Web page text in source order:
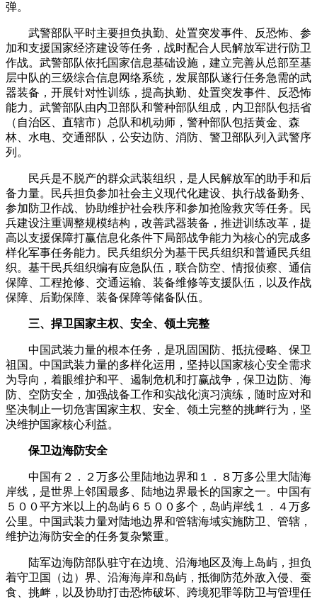
弹。
武警部队平时主要担负执勤、处置突发事件、反恐怖、参
加和支援国家经济建设等任务，战时配合人民解放军进行防卫
作战。武警部队依托国家信息基础设施，建立完善从总部至基
层中队的三级综合信息网络系统，发展部队遂行任务急需的武
器装备，开展针对性训练，提高执勤、处置突发事件、反恐怖
能力。武警部队由内卫部队和警种部队组成，内卫部队包括省
（自治区、直辖市）总队和机动师，警种部队包括黄金、森
林、水电、交通部队，公安边防、消防、警卫部队列入武警序
列。
民兵是不脱产的群众武装组织，是人民解放军的助手和后
备力量。民兵担负参加社会主义现代化建设、执行战备勤务、
参加防卫作战、协助维护社会秩序和参加抢险救灾等任务。民
兵建设注重调整规模结构，改善武器装备，推进训练改革，提
高以支援保障打赢信息化条件下局部战争能力为核心的完成多
样化军事任务能力。民兵组织分为基干民兵组织和普通民兵组
织。基干民兵组织编有应急队伍，联合防空、情报侦察、通信
保障、工程抢修、交通运输、装备维修等支援队伍，以及作战
保障、后勤保障、装备保障等储备队伍。
三、捍卫国家主权、安全、领土完整
中国武装力量的根本任务，是巩固国防、抵抗侵略、保卫
祖国。中国武装力量的多样化运用，坚持以国家核心安全需求
为导向，着眼维护和平、遏制危机和打赢战争，保卫边防、海
防、空防安全，加强战备工作和实战化演习演练，随时应对和
坚决制止一切危害国家主权、安全、领土完整的挑衅行为，坚
决维护国家核心利益。
保卫边海防安全
中国有２．２万多公里陆地边界和１．８万多公里大陆海
岸线，是世界上邻国最多、陆地边界最长的国家之一。中国有
５００平方米以上的岛屿６５００多个，岛屿岸线１．４万多
公里。中国武装力量对陆地边界和管辖海域实施防卫、管辖，
维护边海防安全的任务复杂繁重。
陆军边海防部队驻守在边境、沿海地区及海上岛屿，担负
着守卫国（边）界、沿海海岸和岛屿，抵御防范外敌入侵、蚕
食、挑衅，以及协助打击恐怖破坏、跨境犯罪等防卫与管理任